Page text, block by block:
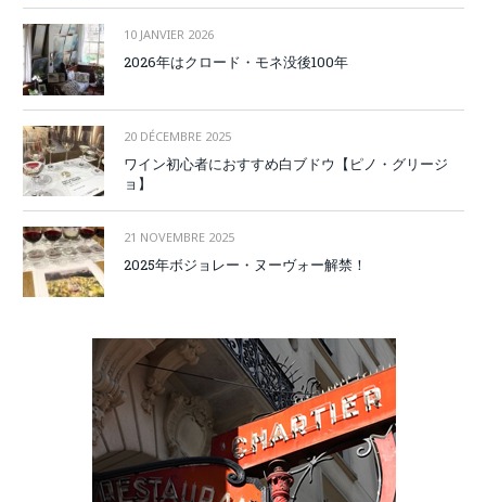
10 JANVIER 2026
2026年はクロード・モネ没後100年
20 DÉCEMBRE 2025
ワイン初心者におすすめ白ブドウ【ピノ・グリージ
ョ】
21 NOVEMBRE 2025
2025年ボジョレー・ヌーヴォー解禁！